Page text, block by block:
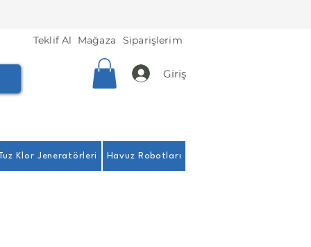
Teklif Al Mağaza Siparişlerim
Giriş
Klor Jeneratörleri Havuz Robotları